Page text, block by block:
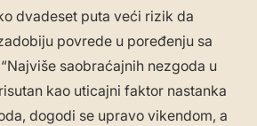
dvadeset puta veći rizik da
povrede u poređenju sa
saobraćajnih nezgoda u
kao uticajni faktor nastanka
dogodi se upravo vikendom, a